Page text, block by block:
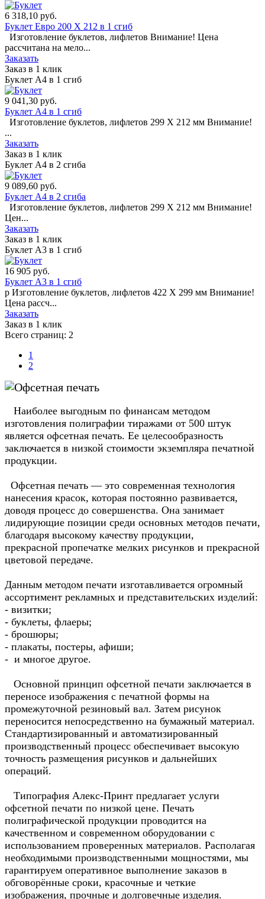
6 318,10 руб.
Буклет Евро 200 X 212 в 1 сгиб
Изготовление буклетов, лифлетов Внимание! Цена
рассчитана на мело...
Заказать
Заказ в 1 клик
Буклет А4 в 1 сгиб
9 041,30 руб.
Буклет А4 в 1 сгиб
Изготовление буклетов, лифлетов 299 X 212 мм Внимание!
...
Заказать
Заказ в 1 клик
Буклет А4 в 2 сгиба
9 089,60 руб.
Буклет А4 в 2 сгиба
Изготовление буклетов, лифлетов 299 X 212 мм Внимание!
Цен...
Заказать
Заказ в 1 клик
Буклет А3 в 1 сгиб
16 905 руб.
Буклет А3 в 1 сгиб
p Изготовление буклетов, лифлетов 422 X 299 мм Внимание!
Цена рассч...
Заказать
Заказ в 1 клик
Всего страниц: 2
1
2
Наиболее выгодным по финансам методом
изготовления полиграфии тиражами от 500 штук
является офсетная печать. Ее целесообразность
заключается в низкой стоимости экземпляра печатной
продукции.
Офсетная печать — это современная технология
нанесения красок, которая постоянно развивается,
доводя процесс до совершенства. Она занимает
лидирующие позиции среди основных методов печати,
благодаря высокому качеству продукции,
прекрасной пропечатке мелких рисунков и прекрасной
цветовой передаче.
Данным методом печати изготавливается огромный
ассортимент рекламных и представительских изделий:
- визитки;
- буклеты, флаеры;
- брошюры;
- плакаты, постеры, афиши;
- и многое другое.
Основной принцип офсетной печати заключается в
переносе изображения с печатной формы на
промежуточной резиновый вал. Затем рисунок
переносится непосредственно на бумажный материал.
Стандартизированный и автоматизированный
производственный процесс обеспечивает высокую
точность размещения рисунков и дальнейших
операций.
Типография Алекс-Принт предлагает услуги
офсетной печати по низкой цене. Печать
полиграфической продукции проводится на
качественном и современном оборудовании с
использованием проверенных материалов. Располагая
необходимыми производственными мощностями, мы
гарантируем оперативное выполнение заказов в
обговорённые сроки, красочные и четкие
изображения, прочные и долговечные изделия.